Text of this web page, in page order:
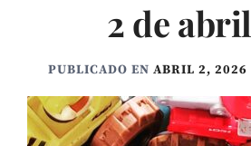
2 de abril
PUBLICADO EN ABRIL 2, 2026